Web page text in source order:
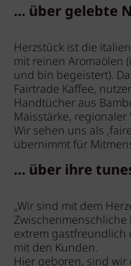
… über gelebte
Herzstück ist die
mit reinen Aromaölen
und bin begeistert).
Fairtrade Kaffee,
Handtücher aus
Maisstärke,
Wir sehen uns als
übernimmt für
… über ihre
„Wir sind mit dem
extrem gastfreundlich
mit den Kunden.
Hier geboren, sind